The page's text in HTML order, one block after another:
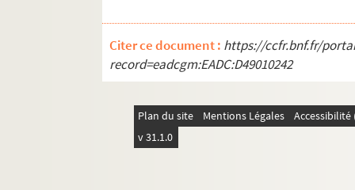
Ms 1691 (1556). L'Hermaphroditus
Ms 1692 (1557). Francesco Donà.
Ms 1693 (1558). Commission de provediteur
Ms 1694 (1559). « Franciscus Errizo, Dei
Ms 1695 (1560). « Dominicus Contareno,
Citer ce document : https://ccfr.bnf.fr/
record=eadcgm:EADC:D49010242
Plan du site Mentions Légales
v 31.1.0